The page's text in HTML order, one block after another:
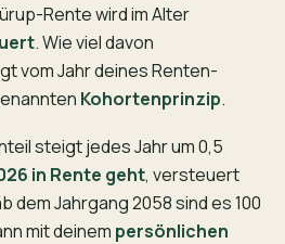
Rente wird im Alter
. Wie viel davon
vom Jahr deines Renten­
Kohorten­prinzip.
steigt jedes Jahr um 0,5
in Rente geht, versteuert
dem Jahrgang 2058 sind es 100
mit deinem persönlichen